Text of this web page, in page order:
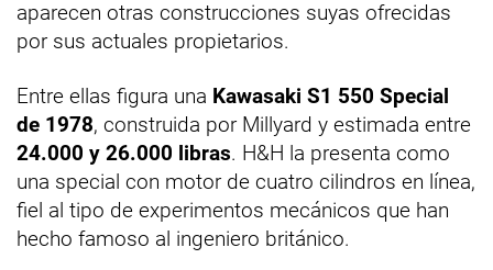
aparecen otras construcciones suyas ofrecidas
por sus actuales propietarios.
Entre ellas figura una Kawasaki S1 550 Special
de 1978, construida por Millyard y estimada entre
24.000 y 26.000 libras. H&H la presenta como
una special con motor de cuatro cilindros en línea,
fiel al tipo de experimentos mecánicos que han
hecho famoso al ingeniero británico.